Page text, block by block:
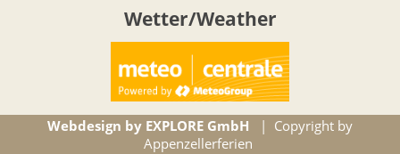
Wetter/Weather
Webdesign by EXPLORE GmbH | Copyright by
Appenzellerferien